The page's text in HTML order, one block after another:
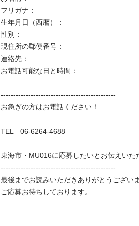
フリガナ：
生年月日（西暦）：
性別：
現住所の郵便番号：
連絡先：
お電話可能な日と時間：
----------------------------------------------
お急ぎの方はお電話ください！
TEL　06-6264-4688
東海市・MU016に応募したいとお伝えいた
----------------------------------------------
最後までお読みいただきありがとうございま
ご応募お待ちしております。